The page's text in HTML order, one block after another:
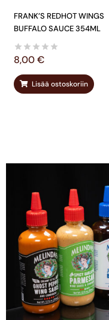
FRANK’S REDHOT WINGS
BUFFALO SAUCE 354ML
8,00€
Lisää ostoskoriin